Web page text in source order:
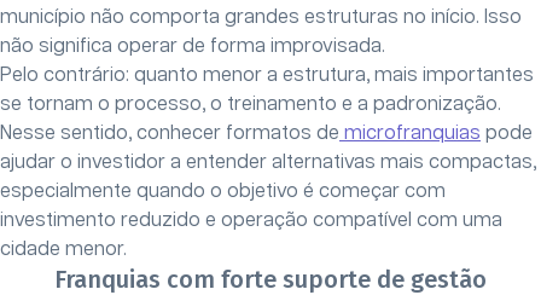
município não comporta grandes estruturas no início. Isso
não significa operar de forma improvisada.
Pelo contrário: quanto menor a estrutura, mais importantes
se tornam o processo, o treinamento e a padronização.
Nesse sentido, conhecer formatos de microfranquias pode
ajudar o investidor a entender alternativas mais compactas,
especialmente quando o objetivo é começar com
investimento reduzido e operação compatível com uma
cidade menor.
Franquias com forte suporte de gestão